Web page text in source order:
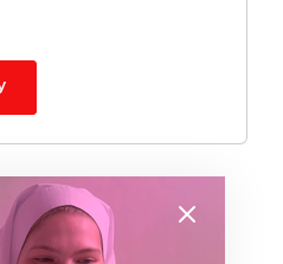
в Max. Подпишитесь